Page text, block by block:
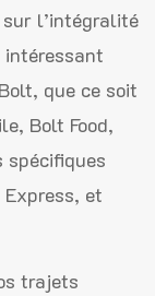
l’intégralité
intéressant
que ce soit
Bolt Food,
spécifiques
et
trajets